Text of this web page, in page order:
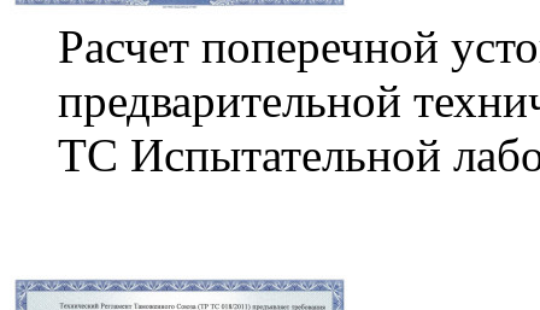
Расчет поперечной
предварительной
ТС Испытательной